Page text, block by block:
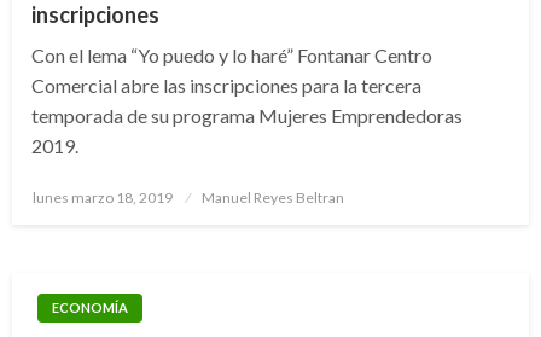
inscripciones
Con el lema “Yo puedo y lo haré” Fontanar Centro
Comercial abre las inscripciones para la tercera
temporada de su programa Mujeres Emprendedoras
2019.
Publicado
lunes marzo 18, 2019 Manuel Reyes Beltran
ECONOMÍA